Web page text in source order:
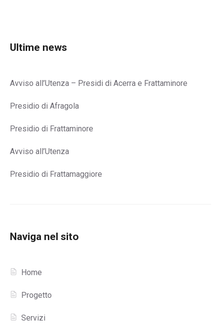
Ultime news
Avviso all’Utenza – Presidi di Acerra e Frattaminore
Presidio di Afragola
Presidio di Frattaminore
Avviso all’Utenza
Presidio di Frattamaggiore
Naviga nel sito
Home
Progetto
Servizi